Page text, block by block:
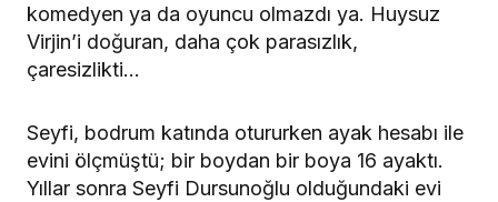
komedyen ya da oyuncu olmazdı ya. Huysuz
Virjin’i doğuran, daha çok parasızlık,
çaresizlikti…
Seyfi, bodrum katında otururken ayak hesabı ile
evini ölçmüştü; bir boydan bir boya 16 ayaktı.
Yıllar sonra Seyfi Dursunoğlu olduğundaki evi